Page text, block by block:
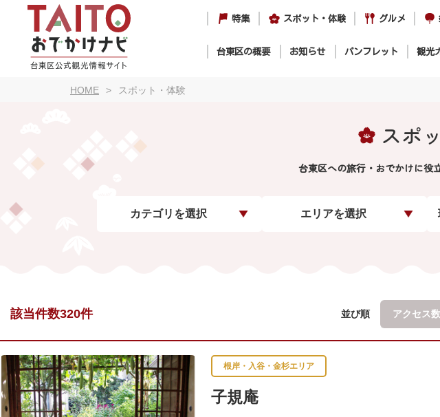
特集 スポット・体験 グルメ
台東区の概要 お知らせ パンフレット 観光
HOME スポット・体験
スポ
台東区への旅行・おでかけに役
カテゴリを選択 エリアを選択
該当件数320件 並び順 アクセス
根岸・入谷・金杉エリア
子規庵